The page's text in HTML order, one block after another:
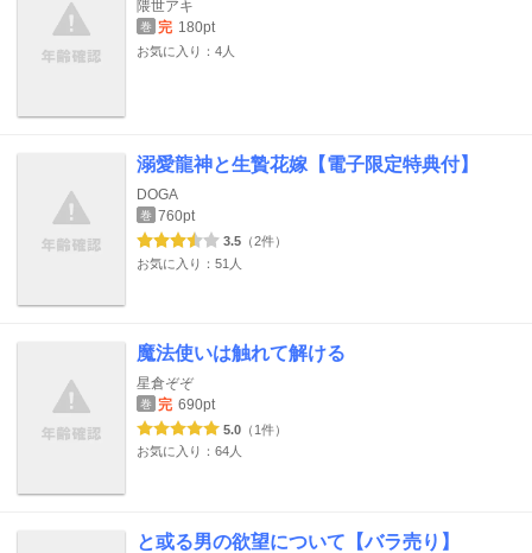
隈世アキ
巻 完 180pt
お気に入り：4人
溺愛龍神と生贄花嫁【電子限定特典付】
DOGA
巻 760pt
3.5 （2件）
お気に入り：51人
魔法使いは触れて解ける
星倉ぞぞ
巻 完 690pt
5.0 （1件）
お気に入り：64人
と或る男の欲望について【バラ売り】